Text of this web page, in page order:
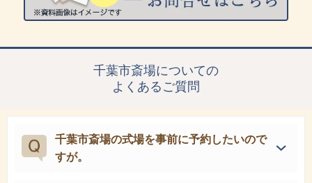
千葉市斎場についての
よくあるご質問
千葉市斎場の式場を事前に予約したいので
すが。